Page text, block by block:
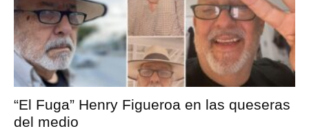
“El Fuga” Henry Figueroa en las queseras
del medio